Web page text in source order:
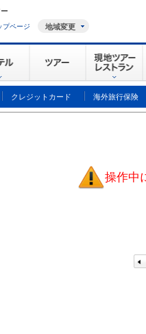
プページ 地域変更
クレジットカード 海外旅行保険
操作中